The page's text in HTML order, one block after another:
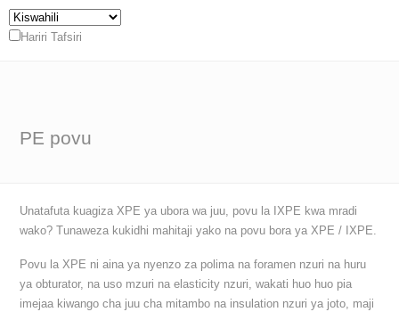
Hariri Tafsiri
PE povu
Unatafuta kuagiza XPE ya ubora wa juu, povu la IXPE kwa mradi
wako? Tunaweza kukidhi mahitaji yako na povu bora ya XPE / IXPE.
Povu la XPE ni aina ya nyenzo za polima na foramen nzuri na huru
ya obturator, na uso mzuri na elasticity nzuri, wakati huo huo pia
imejaa kiwango cha juu cha mitambo na insulation nzuri ya joto, maji